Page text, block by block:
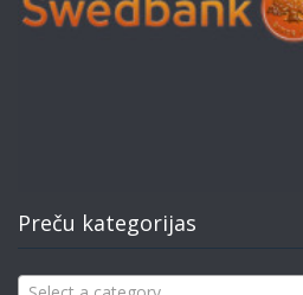
Preču kategorijas